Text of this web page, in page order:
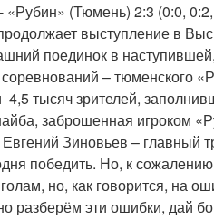
(Тюмень) 2:3 (0:0,
выступление в
поединок в
– тюменского
тысяч зрителей,
заброшенная игроком
Евгений Зиновьев –
победить. Но, к
но, как говорится, на
разберём эти ошибки, дай